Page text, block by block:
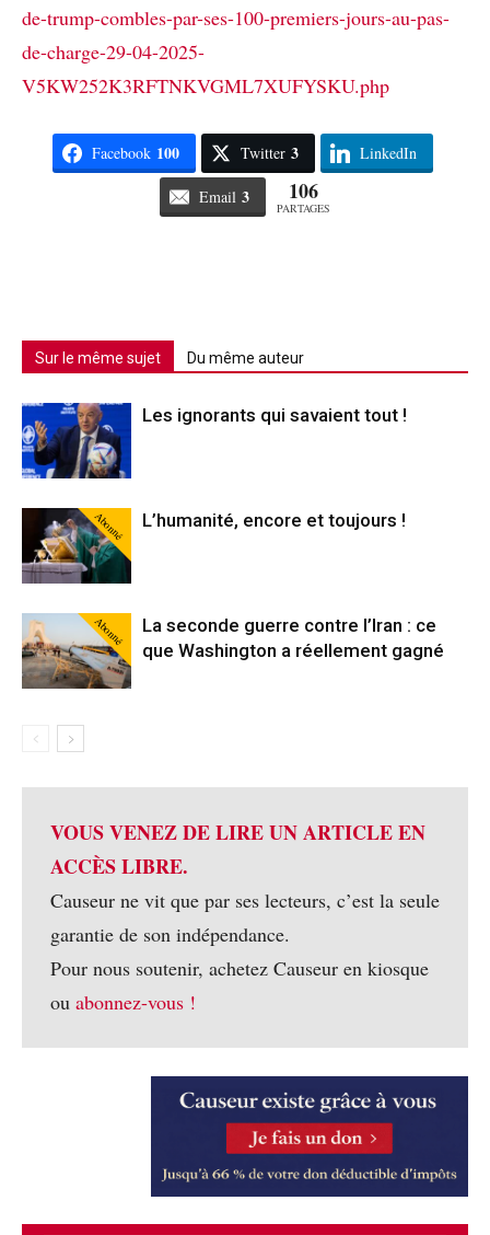
de-trump-combles-par-ses-100-premiers-jours-au-pas-
de-charge-29-04-2025-
V5KW252K3RFTNKVGML7XUFYSKU.php
Facebook 100 Twitter 3 LinkedIn
Email 3 106
PARTAGES
Sur le même sujet Du même auteur
Les ignorants qui savaient tout !
Abonné L’humanité, encore et toujours !
Abonné
La seconde guerre contre l’Iran : ce
que Washington a réellement gagné
VOUS VENEZ DE LIRE UN ARTICLE EN
ACCÈS LIBRE.
Causeur ne vit que par ses lecteurs, c’est la seule
garantie de son indépendance.
Pour nous soutenir, achetez Causeur en kiosque
ou abonnez-vous !